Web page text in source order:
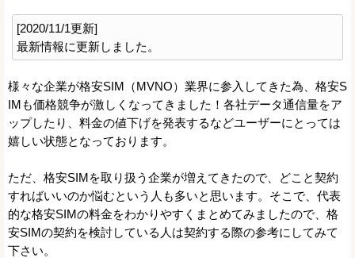
[2020/11/1更新]
最新情報に更新しました。
様々な企業が格安SIM（MVNO）業界に参入してきた為、格安S
IMも価格競争が激しくなってきました！各社データ通信量をア
ップしたり、料金の値下げを発表するなどユーザーにとっては
嬉しい状態となっております。
ただ、格安SIMを取り扱う企業が増えてきたので、どこと契約
すればいいのか悩むという人も多いと思います。そこで、代表
的な格安SIMの料金をわかりやすくまとめてみましたので、格
安SIMの契約を検討している人は契約する際の参考にしてみて
下さい。